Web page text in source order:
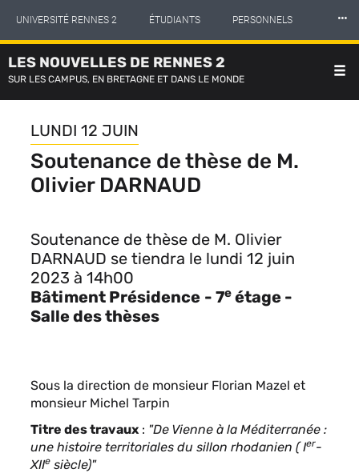
contenu
principal
UNIVERSITÉ RENNES 2 ÉTUDIANTS PERSONNELS
INTERNATIONAL PROFESSIONNELS
LES NOUVELLES DE RENNES 2
⸱⸱⸱
LES NOUVELLES DE RENNES 2
SUR LES CAMPUS, EN BRETAGNE ET DANS LE MONDE
LUNDI 12 JUIN
Soutenance de thèse de M.
Olivier DARNAUD
Soutenance de thèse de M. Olivier
DARNAUD se tiendra le lundi 12 juin
2023 à 14h00
Bâtiment Présidence - 7e étage -
Salle des thèses
Contenu
sous
de
paragraphes
Sous la direction de monsieur Florian Mazel et
monsieur Michel Tarpin
Titre des travaux : "De Vienne à la Méditerranée :
une histoire territoriales du sillon rhodanien ( Ier-
XIIe siècle)"